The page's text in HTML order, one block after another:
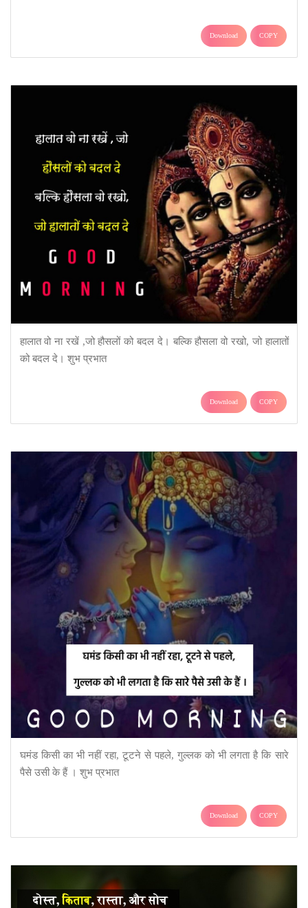
Download COPY
हालात वो ना रखें ,जो हौसलों को बदल दे। बल्कि हौसला वो रखो, जो हालातों
को बदल दे। शुभ प्रभात
Download COPY
घमंड किसी का भी नहीं रहा, टूटने से पहले, गुल्लक को भी लगता है कि सारे
पैसे उसी के हैं । शुभ प्रभात
Download COPY